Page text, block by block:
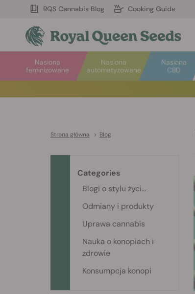
RQS Cannabis Blog Cooking Guide
Nasiona
automatyzowane
Nasiona
feminizowane
Nasiona
CBD
Strona główna > Blog
Categories
Blogi o stylu życi...
Odmiany i produkty
Uprawa cannabis
Nauka o konopiach i
zdrowie
Konsumpcja konopi